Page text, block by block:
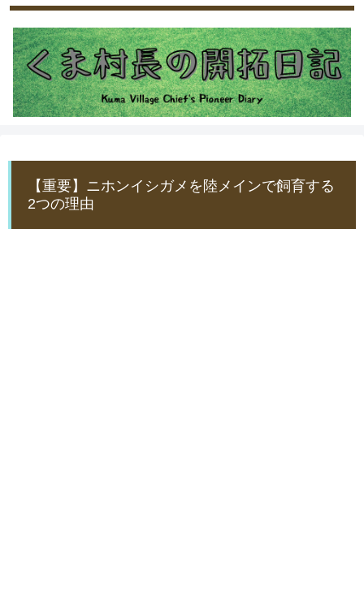
【重要】ニホンイシガメを陸メインで飼育する
2つの理由